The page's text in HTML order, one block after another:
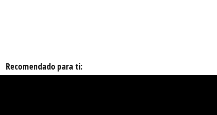
Recomendado para ti: